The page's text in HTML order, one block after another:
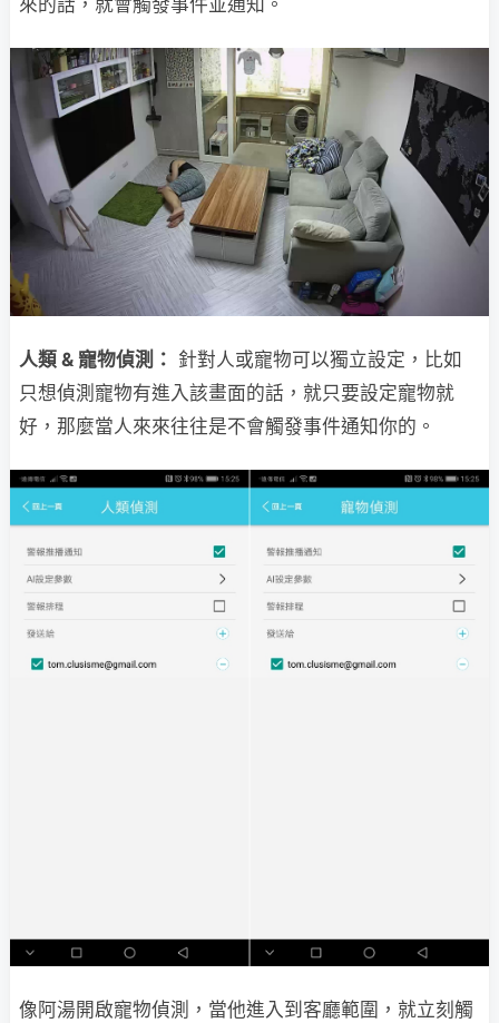
人類 & 寵物偵測： 針對人或寵物可以獨立設定，比如
只想偵測寵物有進入該畫面的話，就只要設定寵物就
好，那麼當人來來往往是不會觸發事件通知你的。
像阿湯開啟寵物偵測，當他進入到客廳範圍，就立刻觸